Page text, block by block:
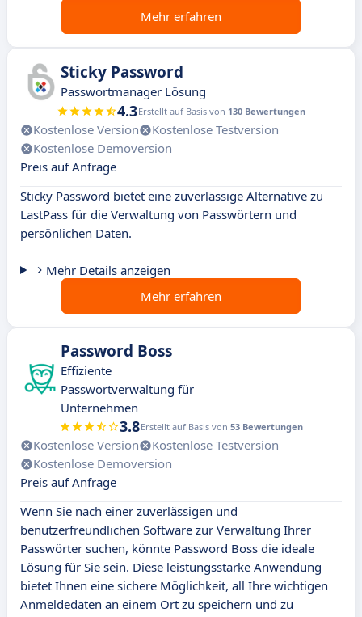
Mehr erfahren
Sticky Password
Passwortmanager Lösung
4.3Erstellt auf Basis von 130 Bewertungen
Kostenlose Version
Kostenlose Testversion
Kostenlose Demoversion
Preis auf Anfrage
Sticky Password bietet eine zuverlässige Alternative zu
LastPass für die Verwaltung von Passwörtern und
persönlichen Daten.
Mehr Details anzeigen
Mehr erfahren
Password Boss
Effiziente
Passwortverwaltung für
Unternehmen
3.8Erstellt auf Basis von 53 Bewertungen
Kostenlose Version
Kostenlose Testversion
Kostenlose Demoversion
Preis auf Anfrage
Wenn Sie nach einer zuverlässigen und
benutzerfreundlichen Software zur Verwaltung Ihrer
Passwörter suchen, könnte Password Boss die ideale
Lösung für Sie sein. Diese leistungsstarke Anwendung
bietet Ihnen eine sichere Möglichkeit, all Ihre wichtigen
Anmeldedaten an einem Ort zu speichern und zu